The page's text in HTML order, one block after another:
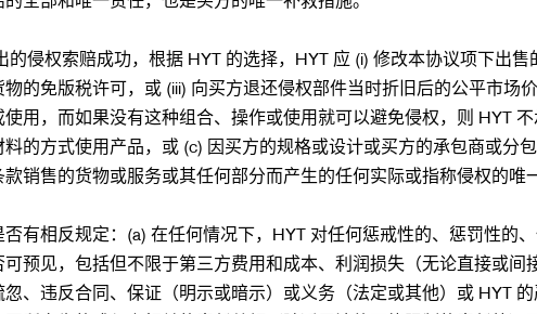
侵权索赔成功，根据 HYT 的选择，HYT 应 (i) 修改本协议项下出
的免版税许可，或 (iii) 向买方退还侵权部件当时折旧后的公平市场
用，而如果没有这种组合、操作或使用就可以避免侵权，则 HYT
的方式使用产品，或 (c) 因买方的规格或设计或买方的承包商或分
销售的货物或服务或其任何部分而产生的任何实际或指称侵权的唯
有相反规定：(a) 在任何情况下，HYT 对任何惩戒性的、惩罚性的
预见，包括但不限于第三方费用和成本、利润损失（无论直接或间
、违反合同、保证（明示或暗示）或义务（法定或其他）或 HYT